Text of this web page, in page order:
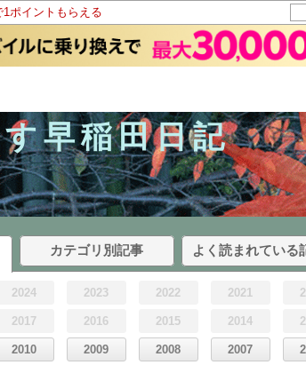
ポイントもらえる
早稲田日記
カテゴリ別記事 よく読まれている
2024 2023 2022 2021
2017 2016 2015 2014
2010 2009 2008 2007